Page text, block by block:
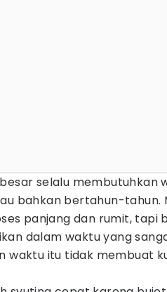
selalu membutuhkan
bahkan bertahun-tahun.
panjang dan rumit, tapi
dalam waktu yang
waktu itu tidak membuat